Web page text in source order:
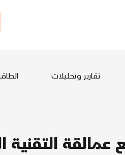
تقارير وتحليلات
عمالقة